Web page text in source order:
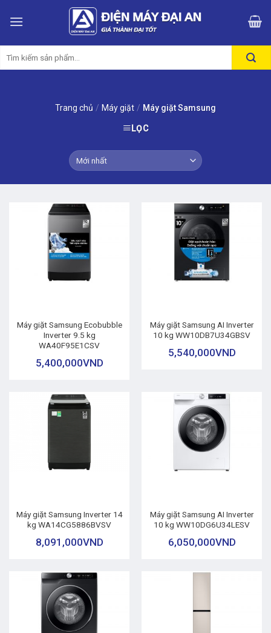
kiếm:
Trang chủ / Máy giặt / Máy giặt Samsung
LỌC
Máy giặt Samsung Ecobubble
Inverter 9.5 kg
WA40F95E1CSV
5,400,000VND
Máy giặt Samsung AI Inverter
10 kg WW10DB7U34GBSV
5,540,000VND
Máy giặt Samsung Inverter 14
kg WA14CG5886BVSV
8,091,000VND
Máy giặt Samsung AI Inverter
10 kg WW10DG6U34LESV
6,050,000VND